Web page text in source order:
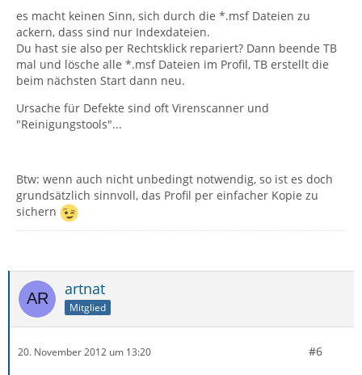
es macht keinen Sinn, sich durch die *.msf Dateien zu
ackern, dass sind nur Indexdateien.
Du hast sie also per Rechtsklick repariert? Dann beende TB
mal und lösche alle *.msf Dateien im Profil, TB erstellt die
beim nächsten Start dann neu.
Ursache für Defekte sind oft Virenscanner und
"Reinigungstools"...
Btw: wenn auch nicht unbedingt notwendig, so ist es doch
grundsätzlich sinnvoll, das Profil per einfacher Kopie zu
sichern
artnat
Mitglied
20. November 2012 um 13:20 #6